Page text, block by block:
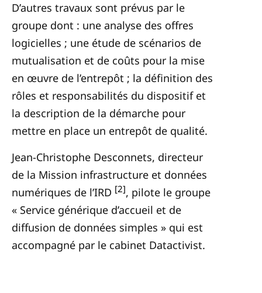
D’autres travaux sont prévus par le
groupe dont : une analyse des offres
logicielles ; une étude de scénarios de
mutualisation et de coûts pour la mise
en œuvre de l’entrepôt ; la définition des
rôles et responsabilités du dispositif et
la description de la démarche pour
mettre en place un entrepôt de qualité.
Jean-Christophe Desconnets, directeur
de la Mission infrastructure et données
numériques de l’IRD [2], pilote le groupe
« Service générique d’accueil et de
diffusion de données simples » qui est
accompagné par le cabinet Datactivist.